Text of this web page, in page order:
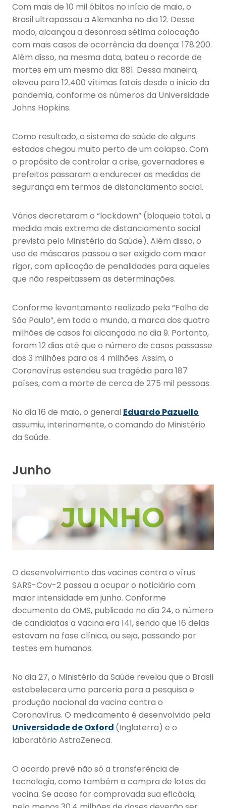
Com mais de 10 mil óbitos no início de maio, o
Brasil ultrapassou a Alemanha no dia 12. Desse
modo, alcançou a desonrosa sétima colocação
com mais casos de ocorrência da doença: 178.200.
Além disso, na mesma data, bateu o recorde de
mortes em um mesmo dia: 881. Dessa maneira,
elevou para 12.400 vítimas fatais desde o início da
pandemia, conforme os números da Universidade
Johns Hopkins.
Como resultado, o sistema de saúde de alguns
estados chegou muito perto de um colapso. Com
o propósito de controlar a crise, governadores e
prefeitos passaram a endurecer as medidas de
segurança em termos de distanciamento social.
Vários decretaram o “lockdown” (bloqueio total, a
medida mais extrema de distanciamento social
prevista pelo Ministério da Saúde). Além disso, o
uso de máscaras passou a ser exigido com maior
rigor, com aplicação de penalidades para aqueles
que não respeitassem as determinações.
Conforme levantamento realizado pela “Folha de
São Paulo”, em todo o mundo, a marca dos quatro
milhões de casos foi alcançada no dia 9. Portanto,
foram 12 dias até que o número de casos passasse
dos 3 milhões para os 4 milhões. Assim, o
Coronavírus estendeu sua tragédia para 187
países, com a morte de cerca de 275 mil pessoas.
No dia 16 de maio, o general Eduardo Pazuello
assumiu, interinamente, o comando do Ministério
da Saúde.
Junho
O desenvolvimento das vacinas contra o vírus
SARS-Cov-2 passou a ocupar o noticiário com
maior intensidade em junho. Conforme
documento da OMS, publicado no dia 24, o número
de candidatas a vacina era 141, sendo que 16 delas
estavam na fase clínica, ou seja, passando por
testes em humanos.
No dia 27, o Ministério da Saúde revelou que o Brasil
estabelecera uma parceria para a pesquisa e
produção nacional da vacina contra o
Coronavírus. O medicamento é desenvolvido pela
Universidade de Oxford (Inglaterra) e o
laboratório AstraZeneca.
O acordo prevê não só a transferência de
tecnologia, como também a compra de lotes da
vacina. Se acaso for comprovada sua eficácia,